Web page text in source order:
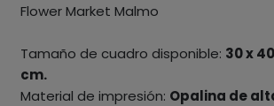
Flower Market Malmo
Tamaño de cuadro disponible: 30 x
cm.
Material de impresión: Opalina de